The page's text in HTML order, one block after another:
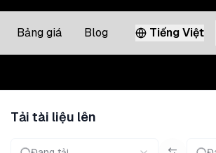
Bảng giá Blog Tiếng Việt
Tải tài liệu lên